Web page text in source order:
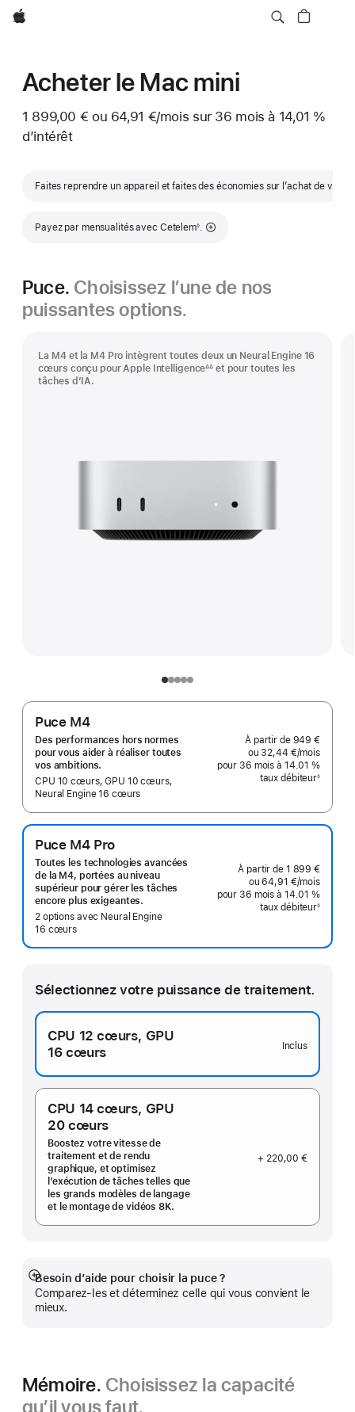
Apple
Acheter le Mac mini
1 899,00 € ou 64,91 €/mois par mois
sur 36 mois mois
à 14,01 %
d’intérêt
Faites reprendre un appareil et faites des économies sur l’achat de votre
Payez par mensualités avec Cetelem
Note de bas de page
◊.
Puce. Choisissez l’une de nos
puissantes options.
La M4 et la M4 Pro intègrent toutes deux un Neural Engine 16
cœurs conçu pour Apple Intelligence
Note
de
∆∆ et pour toutes les
tâches d’IA.
Puce M4
Des performances hors normes
pour vous aider à réaliser toutes
vos ambitions.
CPU 10 cœurs, GPU 10 cœurs,
Neural Engine 16 cœurs
À partir de 949 €
ou 32,44 €/mois
pour 36 mois à 14.01 %
taux débiteur
page
◊
Puce M4 Pro
Toutes les technologies avancées
de la M4, portées au niveau
supérieur pour gérer les tâches
encore plus exigeantes.
2 options avec Neural Engine
16 cœurs
À partir de 1 899 €
ou64,91 €/mois
pour 36 mois à 14.01 %
taux débiteur◊
Sélectionnez votre puissance de traitement.
CPU 12 cœurs, GPU
16 cœurs
Inclus
CPU 14 cœurs, GPU
20 cœurs
Boostez votre vitesse de
traitement et de rendu
graphique, et optimisez
l’exécution de tâches telles que
les grands modèles de langage
et le montage de vidéos 8K.
+ 220,00 €
Besoin d’aide pour choisir la puce ?
Comparez-les et déterminez celle qui vous convient le
mieux.
Afficher
plus
Mémoire. Choisissez la capacité
qu’il vous faut.